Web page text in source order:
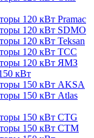
120 кВт Pramac
120 кВт SDMO
120 кВт Teksan
120 кВт ТСС
120 кВт ЯМЗ
кВт
150 кВт AKSA
150 кВт Atlas
150 кВт CTG
150 кВт CTM